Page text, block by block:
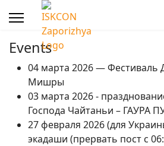
Events
04 марта 2026 — Фестиваль
Мишры
03 марта 2026 -
Господа Чайтаньи – ГАУРА
27 февраля 2026 (для
экадаши (прервать пост с